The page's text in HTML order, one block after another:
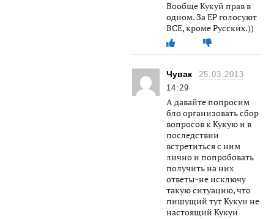
Вообще Кукуй прав в
одном. За ЕР голосуют
ВСЕ, кроме Русских.))
Чувак
25.03.2013
14:29
А давайте попросим
бло организовать сбор
вопросов к Кукую и в
последствии
встретиться с ним
лично и попробовать
получить на них
ответы~не исключу
такую ситуацию, что
пишущий тут Кукуи не
настоящий Кукуи